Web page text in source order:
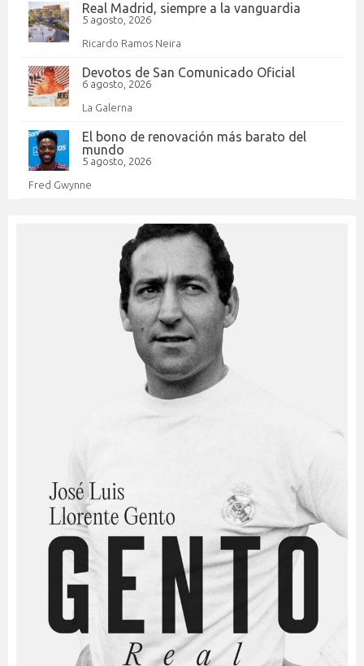
Real Madrid, siempre a la vanguardia
5 agosto, 2026
Ricardo Ramos Neira
Devotos de San Comunicado Oficial
6 agosto, 2026
La Galerna
El bono de renovación más barato del
mundo
5 agosto, 2026
Fred Gwynne